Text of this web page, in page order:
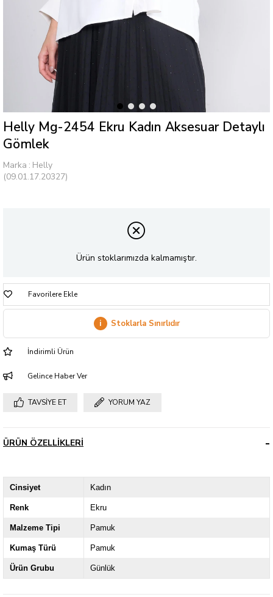
Helly Mg-2454 Ekru Kadın Aksesuar Detaylı
Gömlek
Marka : Helly
(09.01.17.20327)
Ürün stoklarımızda kalmamıştır.
Favorilere Ekle
i Stoklarla Sınırlıdır
İndirimli Ürün
Gelince Haber Ver
TAVSIYE ET YORUM YAZ
ÜRÜN ÖZELLIKLERI
Cinsiyet Kadın
Renk Ekru
Malzeme Tipi Pamuk
Kumaş Türü Pamuk
Ürün Grubu Günlük